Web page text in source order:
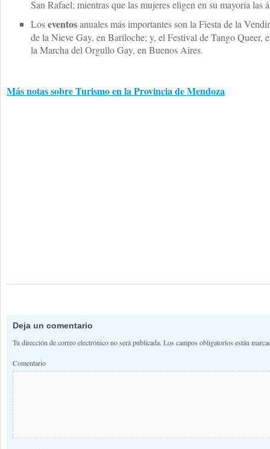
San Rafael; mientras que las mujeres eligen en su mayoría las
Loseventosanuales más importantes son la Fiesta de la
de la Nieve Gay, en Bariloche; y, el Festival de Tango
la Marcha del Orgullo Gay, en Buenos Aires.
Más notas sobre Turismo en la Provincia de Mendoza
Deja un comentario
Tu dirección de correo electrónico no será publicada. Los campos obligatorios están
Comentario